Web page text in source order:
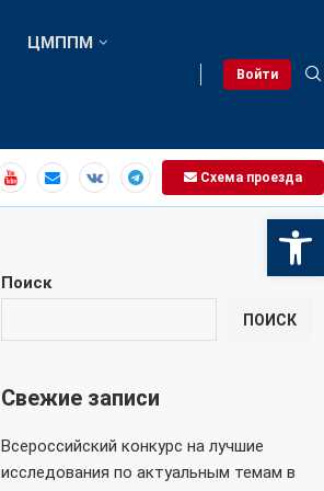
ЦМППМ
Войти
Схема проезда
Поиск
ПОИСК
Свежие записи
Всероссийский конкурс на лучшие
исследования по актуальным темам в